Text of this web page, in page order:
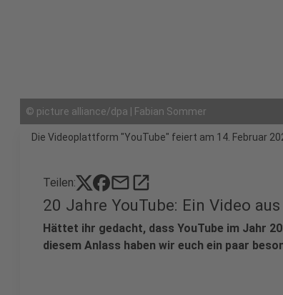
© picture alliance/dpa | Fabian Sommer
Die Videoplattform "YouTube" feiert am 14. Februar
Teilen: mailopen_in_new
20 Jahre YouTube: Ein Video
Hättet ihr gedacht, dass YouTube im Jahr
diesem Anlass haben wir euch ein paar